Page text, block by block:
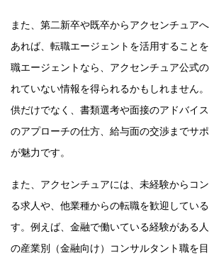
また、第二新卒や既卒からアクセンチュア
あれば、転職エージェントを活用すること
職エージェントなら、アクセンチュア公式
れていない情報を得られるかもしれません
供だけでなく、書類選考や面接のアドバイ
のアプローチの仕方、給与面の交渉までサ
が魅力です。
また、アクセンチュアには、未経験からコ
る求人や、他業種からの転職を歓迎してい
す。例えば、金融で働いている経験がある
の産業別（金融向け）コンサルタント職を